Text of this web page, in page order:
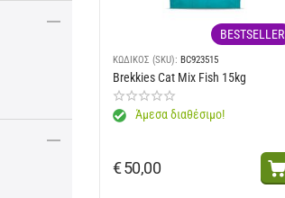
BESTSELLER
ΚΩΔΙΚΟΣ (SKU): BC923515
Brekkies Cat Mix Fish 15kg
Άμεσα διαθέσιμο!
€50,00